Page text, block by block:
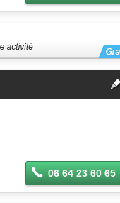
fermer
06 64 23 60 65